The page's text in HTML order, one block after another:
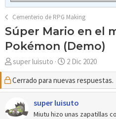
Cementerio de RPG Making
Súper Mario en el
Pokémon (Demo)
A
u
t
o
super luisuto
F
e
c
h
a
d
2 Dic 2020
Cerrado para nuevas respuestas.
super luisuto
Miutu hizo unas zapatillas